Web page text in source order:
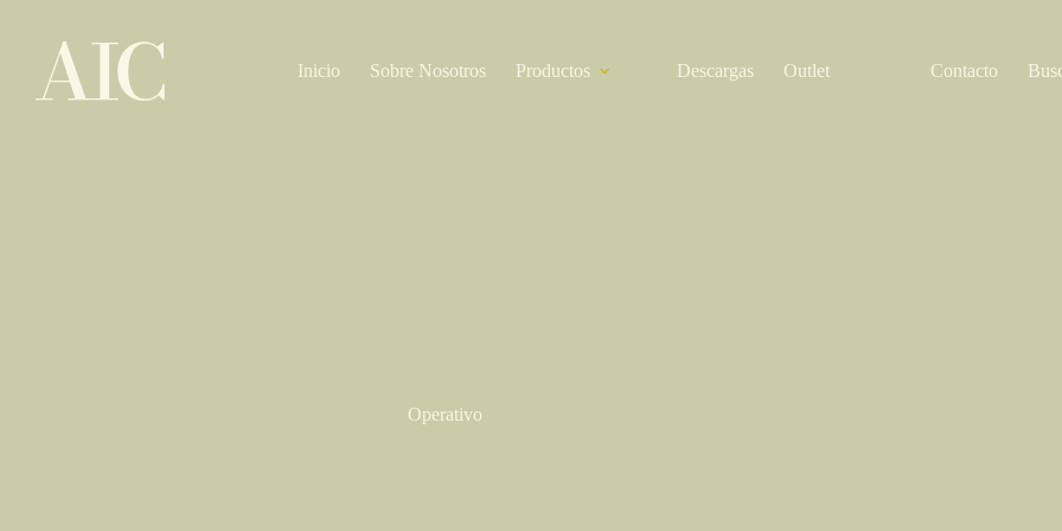
contenido
Inicio
Sobre Nosotros Productos Descargas Outlet Contacto
Operativo